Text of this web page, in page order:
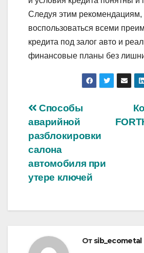
Следуя этим
воспользоваться всеми
кредита под залог авто и
финансовые планы без
Навигация
по
записям
Способы
аварийной
разблокировки
салона
автомобиля при
утере ключей
От sib_ecometal